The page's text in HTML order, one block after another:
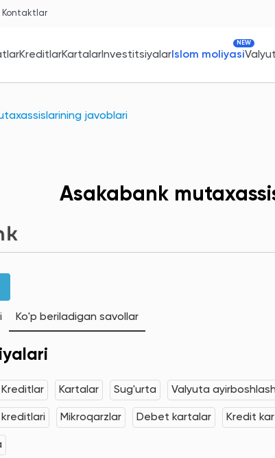
Kontaktlar
KreditlarKartalarInvestitsiyalarIslom moliyasi
NEW
javoblari
Asakabank
Ko'p beriladigan savollar
Kreditlar Kartalar Sug'urta Valyuta ayirboshlash
Mikroqarzlar Debet kartalar Kredit